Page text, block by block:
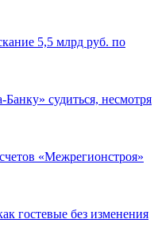
5,5 млрд руб. по
судиться, несмотря
«Межрегионстроя»
гостевые без изменения